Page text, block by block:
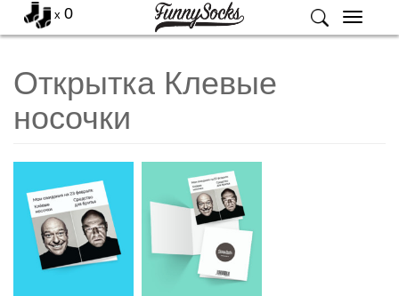
Меню
x 0
Открытка Клевые
носочки